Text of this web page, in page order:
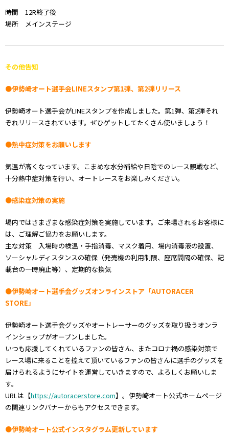
時間 12R終了後
場所 メインステージ
その他告知
●伊勢崎オート選手会LINEスタンプ第1弾、第2弾リリース
伊勢崎オート選手会がLINEスタンプを作成しました。第1弾、第2弾それ
ぞれリリースされています。ぜひゲットしてたくさん使いましょう！
●熱中症対策をお願いします
気温が高くなっています。こまめな水分補給や日陰でのレース観戦など、
十分熱中症対策を行い、オートレースをお楽しみください。
●感染症対策の実施
場内ではさまざまな感染症対策を実施しています。ご来場されるお客様に
は、ご理解ご協力をお願いします。
主な対策 入場時の検温・手指消毒、マスク着用、場内消毒液の設置、
ソーシャルディスタンスの確保（発売機の利用制限、座席間隔の確保、記
載台の一時廃止等）、定期的な換気
●伊勢崎オート選手会グッズオンラインストア「AUTORACER
STORE」
伊勢崎オート選手会グッズやオートレーサーのグッズを取り扱うオンラ
インショップがオープンしました。
いつも応援してくれているファンの皆さん、またコロナ禍の感染対策で
レース場に来ることを控えて頂いているファンの皆さんに選手のグッズを
届けられるようにサイトを運営していきますので、よろしくお願いしま
す。
URLは【https://autoracerstore.com】。伊勢崎オート公式ホームページ
の関連リンクバナーからもアクセスできます。
●伊勢崎オート公式インスタグラム更新しています